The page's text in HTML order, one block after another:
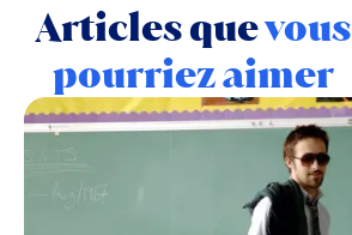
Articles quevous
pourriez aimer